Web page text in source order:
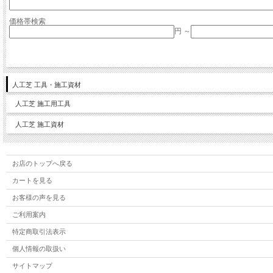
価格帯検索
円 ～
人工芝 工具・施工資材
人工芝 施工用工具
人工芝 施工資材
お店のトップへ戻る
カートを見る
お客様の声を見る
ご利用案内
特定商取引法表示
個人情報の取扱い
サイトマップ